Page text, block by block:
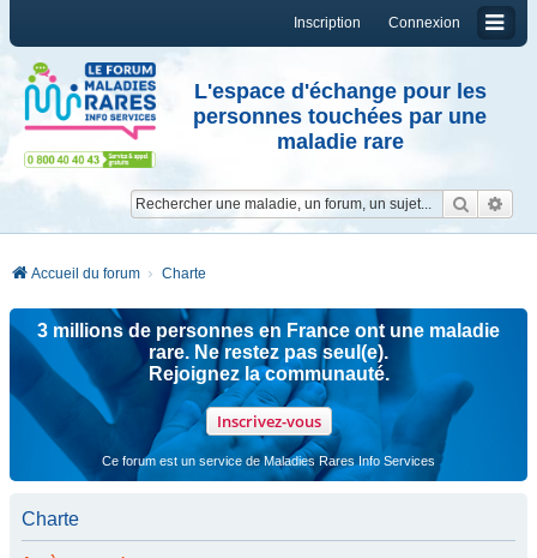
Connexion
Inscription
L'espace d'échange pour les
personnes touchées par une
maladie rare
Accueil du forum Charte
3 millions de personnes en France ont une maladie
rare. Ne restez pas seul(e).
Rejoignez la communauté.
Inscrivez-vous
Ce forum est un service de Maladies Rares Info Services
Charte